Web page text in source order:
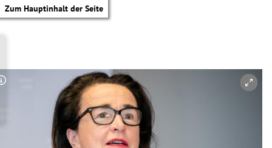
Zum Hauptinhalt der Seite
Copyright-Hinweis öffnen/schließen